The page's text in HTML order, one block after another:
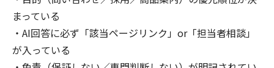
まっている
・AI回答に必ず「該当ページリンク」or「担当者相談」
が入っている